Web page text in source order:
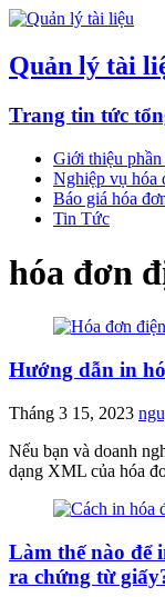
Quản lý tài
Trang tin tức
Giới thiệu phần
Nghiệp vụ hóa
Báo giá hóa
Tin Tức
hóa đơn
Hướng dẫn in
Tháng 3 15, 2023
Nếu bạn và doanh
dạng XML của hóa
Làm thế nào để
ra chứng từ